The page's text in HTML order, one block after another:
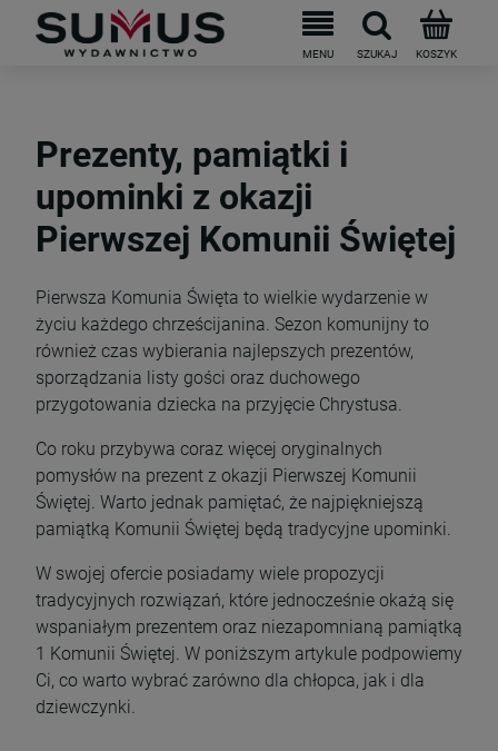
Prezenty, pamiątki i
upominki z okazji
Pierwszej Komunii Świętej
Pierwsza Komunia Święta to wielkie wydarzenie w
życiu każdego chrześcijanina. Sezon komunijny to
również czas wybierania najlepszych prezentów,
sporządzania listy gości oraz duchowego
przygotowania dziecka na przyjęcie Chrystusa.
Co roku przybywa coraz więcej oryginalnych
pomysłów na prezent z okazji Pierwszej Komunii
Świętej. Warto jednak pamiętać, że najpiękniejszą
pamiątką Komunii Świętej będą tradycyjne upominki.
W swojej ofercie posiadamy wiele propozycji
tradycyjnych rozwiązań, które jednocześnie okażą się
wspaniałym prezentem oraz niezapomnianą pamiątką
1 Komunii Świętej. W poniższym artykule podpowiemy
Ci, co warto wybrać zarówno dla chłopca, jak i dla
dziewczynki.